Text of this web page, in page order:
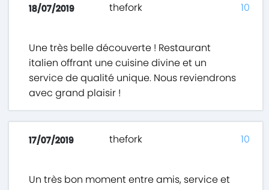
18/07/2019 thefork
Une très belle découverte ! Restaurant
italien offrant une cuisine divine et un
service de qualité unique. Nous reviendrons
avec grand plaisir !
10
17/07/2019 thefork
Un très bon moment entre amis, service et
10